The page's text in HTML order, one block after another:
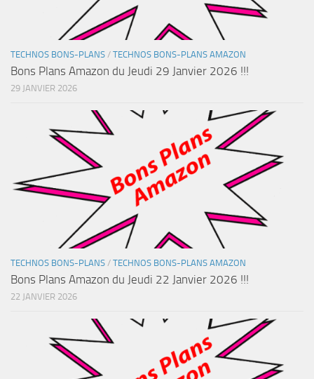
TECHNOS BONS-PLANS / TECHNOS BONS-PLANS AMAZON
Bons Plans Amazon du Jeudi 29 Janvier 2026 !!!
29 JANVIER 2026
TECHNOS BONS-PLANS / TECHNOS BONS-PLANS AMAZON
Bons Plans Amazon du Jeudi 22 Janvier 2026 !!!
22 JANVIER 2026